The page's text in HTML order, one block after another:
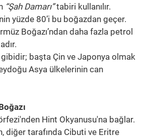
“Şah Damarı”tabiri kullanılır.
yüzde 80’i bu boğazdan geçer.
Boğazı’ndan daha fazla petrol
başta Çin ve Japonya olmak
Asya ülkelerinin can
Hint Okyanusu'na bağlar.
diğer tarafında Cibuti ve Eritre